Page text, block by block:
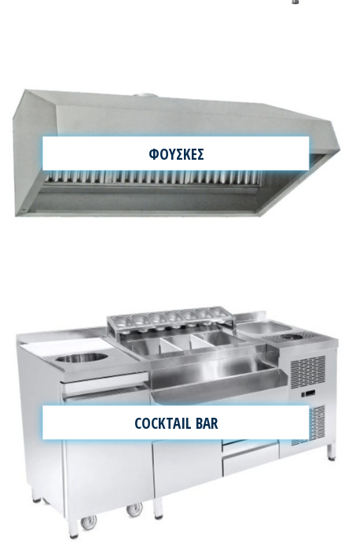
ΦΟΥΣΚΕΣ
COCKTAIL BAR